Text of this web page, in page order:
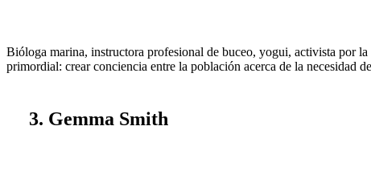
Bióloga marina, instructora profesional de buceo, yogui, activista por
primordial: crear conciencia entre la población acerca de la necesidad
3. Gemma Smith